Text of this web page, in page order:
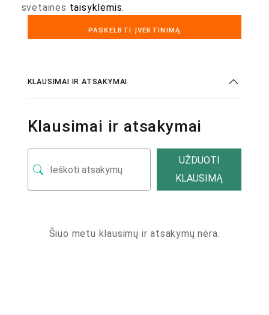
svetainės taisyklėmis.
KLAUSIMAI IR ATSAKYMAI
Klausimai ir atsakymai
UŽDUOTI
KLAUSIMĄ
Šiuo metu klausimų ir atsakymų nėra.